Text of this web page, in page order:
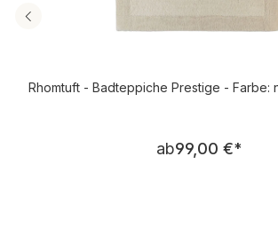
Rhomtuft - Badteppiche Prestige - Farbe:
Regulärer
ab99,00 €*